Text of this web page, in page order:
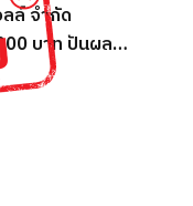
ล์ จำกัด
บาท ปันผล/
ปันผล/เดือน